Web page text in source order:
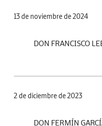
13 de noviembre de 2024
DON FRANCISCO
2 de diciembre de 2023
DON FERMÍN